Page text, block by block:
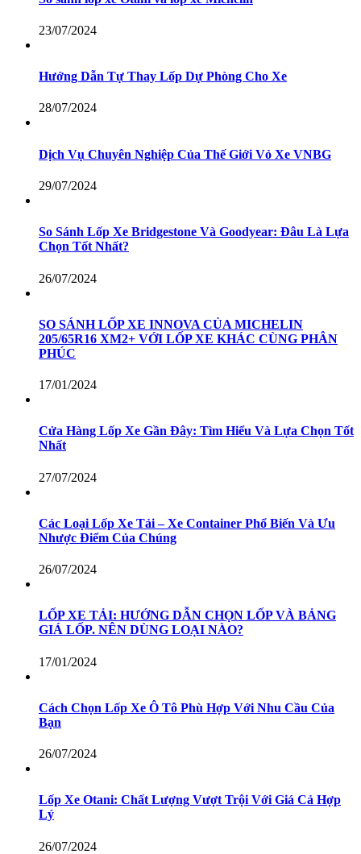
23/07/2024
Hướng Dẫn Tự Thay Lốp Dự Phòng Cho Xe
28/07/2024
Dịch Vụ Chuyên Nghiệp Của Thế Giới Vỏ Xe VNBG
29/07/2024
So Sánh Lốp Xe Bridgestone Và Goodyear: Đâu Là Lựa
Chọn Tốt Nhất?
26/07/2024
SO SÁNH LỐP XE INNOVA CỦA MICHELIN
205/65R16 XM2+ VỚI LỐP XE KHÁC CÙNG PHÂN
PHÚC
17/01/2024
Cửa Hàng Lốp Xe Gần Đây: Tìm Hiểu Và Lựa Chọn Tốt
Nhất
27/07/2024
Các Loại Lốp Xe Tải – Xe Container Phổ Biến Và Ưu
Nhược Điểm Của Chúng
26/07/2024
LỐP XE TẢI: HƯỚNG DẪN CHỌN LỐP VÀ BẢNG
GIÁ LỐP. NÊN DÙNG LOẠI NÀO?
17/01/2024
Cách Chọn Lốp Xe Ô Tô Phù Hợp Với Nhu Cầu Của
Bạn
26/07/2024
Lốp Xe Otani: Chất Lượng Vượt Trội Với Giá Cả Hợp
Lý
26/07/2024